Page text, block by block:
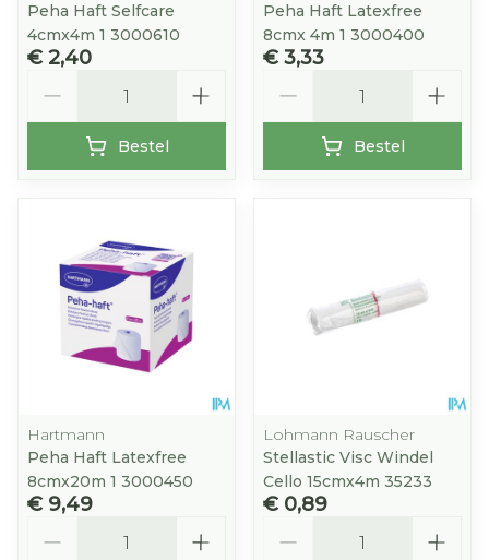
Peha Haft Selfcare
4cmx4m 1 3000610
€ 2,40
Bestel
Peha Haft Latexfree
8cmx 4m 1 3000400
€ 3,33
Bestel
Hartmann
Peha Haft Latexfree
8cmx20m 1 3000450
€ 9,49
Lohmann Rauscher
Stellastic Visc Windel
Cello 15cmx4m 35233
€ 0,89